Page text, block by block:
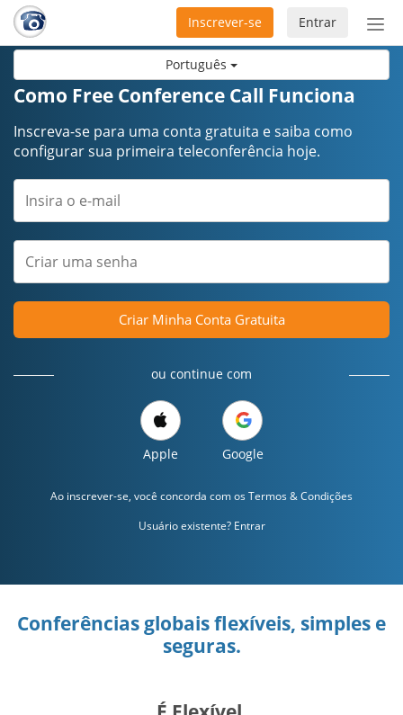
Português
Entrar
Inscrever-se
Como Free Conference Call Funciona
Inscreva-se para uma conta gratuita e saiba como
configurar sua primeira teleconferência hoje.
Criar Minha Conta Gratuita
ou continue com
Apple Google
Ao inscrever-se, você concorda com os Termos & Condições
Usuário existente? Entrar
Conferências globais flexíveis, simples e
seguras.